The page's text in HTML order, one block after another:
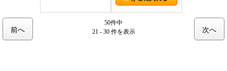
50件中
21 - 30 件を表示
前へ 次へ